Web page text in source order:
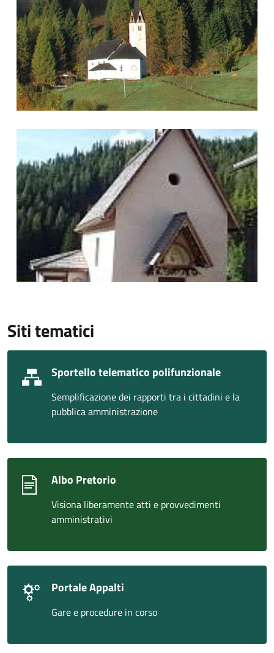
Madonna Ausiliatrice
Siti tematici
Sportello telematico polifunzionale
Semplificazione dei rapporti tra i cittadini e la
pubblica amministrazione
Albo Pretorio
Visiona liberamente atti e provvedimenti
amministrativi
Portale Appalti
Gare e procedure in corso